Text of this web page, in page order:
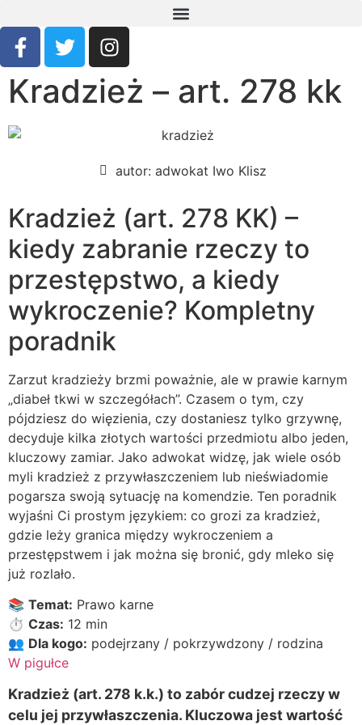
Kradzież – art. 278 kk
autor: adwokat Iwo Klisz
Kradzież (art. 278 KK) –
kiedy zabranie rzeczy to
przestępstwo, a kiedy
wykroczenie? Kompletny
poradnik
Zarzut kradzieży brzmi poważnie, ale w prawie karnym
„diabeł tkwi w szczegółach”. Czasem o tym, czy
pójdziesz do więzienia, czy dostaniesz tylko grzywnę,
decyduje kilka złotych wartości przedmiotu albo jeden,
kluczowy zamiar. Jako adwokat widzę, jak wiele osób
myli kradzież z przywłaszczeniem lub nieświadomie
pogarsza swoją sytuację na komendzie. Ten poradnik
wyjaśni Ci prostym językiem: co grozi za kradzież,
gdzie leży granica między wykroczeniem a
przestępstwem i jak można się bronić, gdy mleko się
już rozlało.
📚 Temat: Prawo karne
⏱️ Czas: 12 min
👥 Dla kogo: podejrzany / pokrzywdzony / rodzina
W pigułce
Kradzież (art. 278 k.k.) to zabór cudzej rzeczy w
celu jej przywłaszczenia. Kluczowa jest wartość